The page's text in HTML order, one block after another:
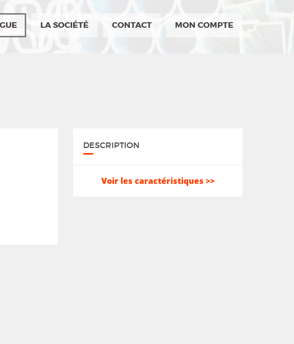
LA SOCIÉTÉ CONTACT MON COMPTE
DESCRIPTION
Voir les caractéristiques >>